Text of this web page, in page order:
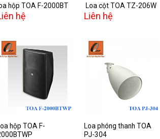
hộp TOA F-2000BT
hệ
Loa cột TOA TZ-206W
Liên hệ
Add to
wishlist
loa hộp TOA F-
Add to
wishlist
Loa phóng thanh TOA
PJ-304